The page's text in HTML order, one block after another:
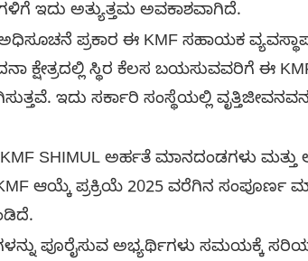
ಇದು ಅತ್ಯುತ್ತಮ ಅವಕಾಶವಾಗಿದೆ.
ಪ್ರಕಾರ ಈ KMF ಸಹಾಯಕ
ಕ್ಷೇತ್ರದಲ್ಲಿ ಸ್ಥಿರ ಕೆಲಸ ಬಯಸುವವರಿಗೆ ಈ
ಇದು ಸರ್ಕಾರಿ ಸಂಸ್ಥೆಯಲ್ಲಿ
SHIMUL ಅರ್ಹತೆ ಮಾನದಂಡಗಳು ಮತ್ತು
ಆಯ್ಕೆ ಪ್ರಕ್ರಿಯೆ 2025 ವರೆಗಿನ ಸಂಪೂರ್ಣ
ಪೂರೈಸುವ ಅಭ್ಯರ್ಥಿಗಳು ಸಮಯಕ್ಕೆ